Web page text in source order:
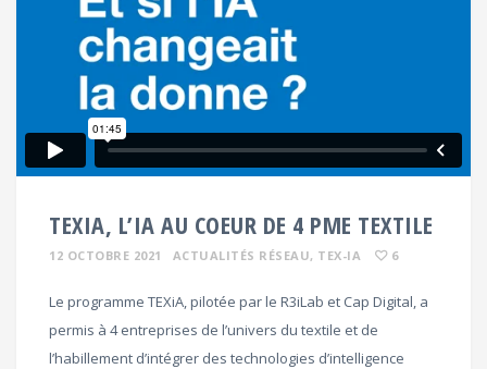
TEXIA, L’IA AU COEUR DE 4 PME TEXTILE
12 OCTOBRE 2021 ACTUALITÉS RÉSEAU, TEX-IA 6
Le programme TEXiA, pilotée par le R3iLab et Cap Digital, a
permis à 4 entreprises de l’univers du textile et de
l’habillement d’intégrer des technologies d’intelligence